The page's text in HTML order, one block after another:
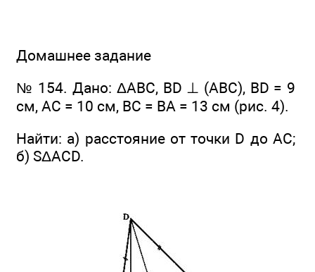
Домашнее задание
№ 154. Дано: ΔАВС, BD ⊥ (ABC), BD = 9
см, АС = 10 см, ВС = ВА = 13 см (рис. 4).
Найти: а) расстояние от точки D до АС;
б) SΔACD.